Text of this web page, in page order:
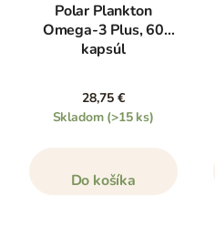
Polar Plankton
Omega-3 Plus, 60
kapsúl
28,75 €
Skladom (>15 ks)
Do košíka